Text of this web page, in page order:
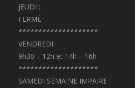
JEUDI :
FERMÉ
********************
VENDREDI :
9h30 – 12h et 14h – 16h
********************
SAMEDI SEMAINE IMPAIRE :